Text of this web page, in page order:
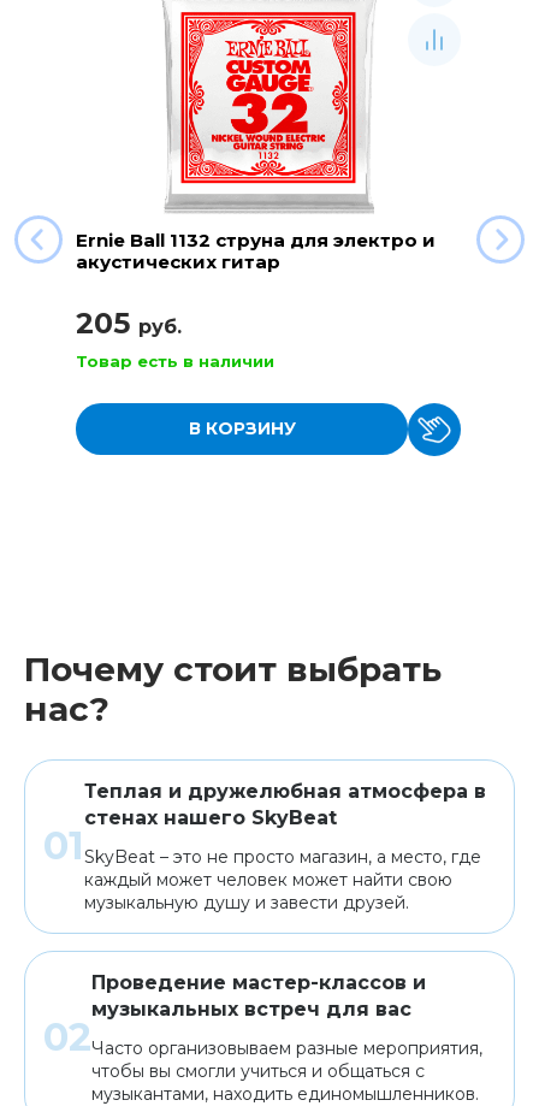
Ernie Ball 1132 струна для электро и
акустических гитар
205 руб.
Товар есть в наличии
В КОРЗИНУ
Почему стоит выбрать
нас?
Теплая и дружелюбная атмосфера в
стенах нашего SkyBeat
SkyBeat – это не просто магазин, а место, где
каждый может человек может найти свою
музыкальную душу и завести друзей.
Проведение мастер-классов и
музыкальных встреч для вас
Часто организовываем разные мероприятия,
чтобы вы смогли учиться и общаться с
музыкантами, находить единомышленников.